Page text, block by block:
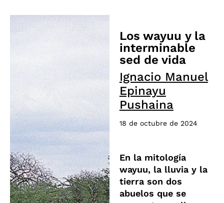
Los wayuu y la
interminable
sed de vida
Ignacio Manuel
Epinayu
Pushaina
18 de octubre de 2024
En la mitología
wayuu, la lluvia y la
tierra son dos
abuelos que se